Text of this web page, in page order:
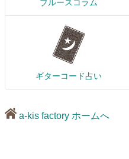
ブルースコラム
ギターコード占い
a-kis factory ホームへ